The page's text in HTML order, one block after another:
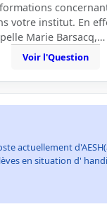
votre institut. En
Marie Barsacq,…
Voir l'Question
actuellement
en situation d'